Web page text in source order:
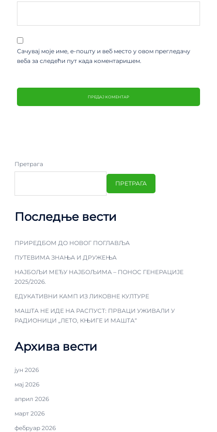
Сачувај моје име, е-пошту и веб место у овом прегледачу
веба за следећи пут када коментаришем.
Претрага
ПРЕТРАГА
Последње вести
ПРИРЕДБОМ ДО НОВОГ ПОГЛАВЉА
ПУТЕВИМА ЗНАЊА И ДРУЖЕЊА
НАЈБОЉИ МЕЂУ НАЈБОЉИМА – ПОНОС ГЕНЕРАЦИЈЕ
2025/2026.
ЕДУКАТИВНИ КАМП ИЗ ЛИКОВНЕ КУЛТУРЕ
МАШТА НЕ ИДЕ НА РАСПУСТ: ПРВАЦИ УЖИВАЛИ У
РАДИОНИЦИ „ЛЕТО, КЊИГЕ И МАШТА“
Архива вести
јун 2026
мај 2026
април 2026
март 2026
фебруар 2026